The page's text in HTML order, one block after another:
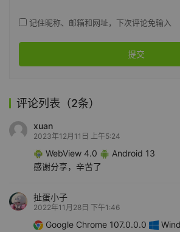
记住昵称、邮箱和网址，下次评论免输入
提交
评论列表（2条）
xuan
2023年12月11日 上午5:24
WebView 4.0
Android 13
感谢分享，辛苦了
扯蛋小子
2022年11月28日 下午1:46
Google Chrome 107.0.0.0